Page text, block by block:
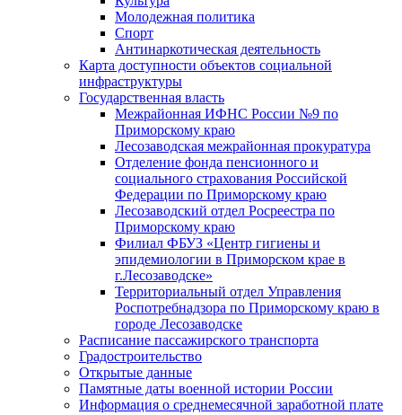
Молодежная политика
Спорт
Антинаркотическая деятельность
Карта доступности объектов социальной
инфраструктуры
Государственная власть
Межрайонная ИФНС России №9 по
Приморскому краю
Лесозаводская межрайонная прокуратура
Отделение фонда пенсионного и
социального страхования Российской
Федерации по Приморскому краю
Лесозаводский отдел Росреестра по
Приморскому краю
Филиал ФБУЗ «Центр гигиены и
эпидемиологии в Приморском крае в
г.Лесозаводске»
Территориальный отдел Управления
Роспотребнадзора по Приморскому краю в
городе Лесозаводске
Расписание пассажирского транспорта
Градостроительство
Открытые данные
Памятные даты военной истории России
Информация о среднемесячной заработной плате